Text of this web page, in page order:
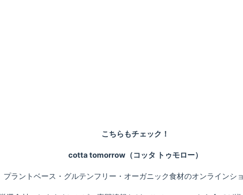
こちらもチェック！
cotta tomorrow（コッタ トゥモロー）
プラントベース・グルテンフリー・オーガニック食材のオンラインショ